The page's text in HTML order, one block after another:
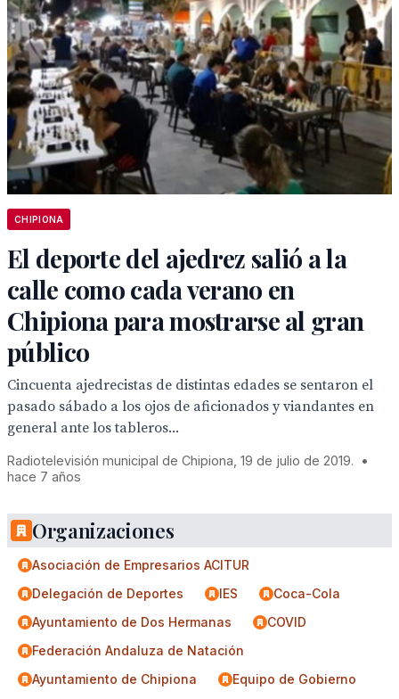
CHIPIONA
El deporte del ajedrez salió a la
calle como cada verano en
Chipiona para mostrarse al gran
público
Cincuenta ajedrecistas de distintas edades se sentaron el
pasado sábado a los ojos de aficionados y viandantes en
general ante los tableros...
Radiotelevisión municipal de Chipiona, 19 de julio de 2019.
•
hace 7 años
Organizaciones
Asociación de Empresarios ACITUR
Delegación de Deportes
IES
Coca-Cola
Ayuntamiento de Dos Hermanas
COVID
Federación Andaluza de Natación
Ayuntamiento de Chipiona
Equipo de Gobierno